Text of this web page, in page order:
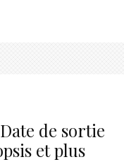
de sortie
et plus